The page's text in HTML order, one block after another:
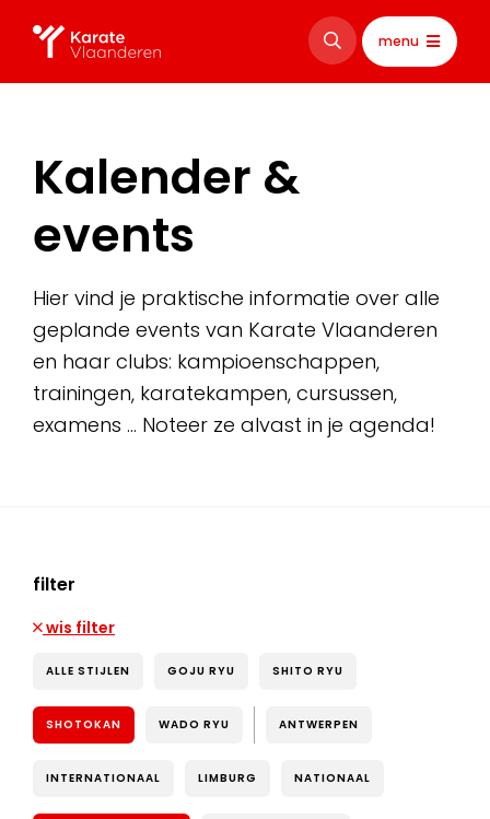
menu
Kalender &
events
Hier vind je praktische informatie over alle
geplande events van Karate Vlaanderen
en haar clubs: kampioenschappen,
trainingen, karatekampen, cursussen,
examens … Noteer ze alvast in je agenda!
filter
wis filter
ALLE STIJLEN GOJU RYU SHITO RYU
SHOTOKAN WADO RYU ANTWERPEN
INTERNATIONAAL LIMBURG NATIONAAL